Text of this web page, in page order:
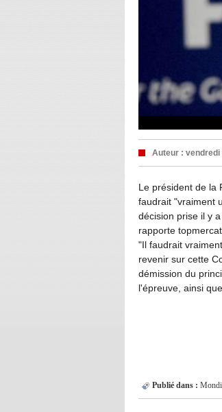
Auteur : vendredi
Le président de la
faudrait "vraiment
décision prise il y
rapporte
"Il faudrait
revenir sur cette
démission du
l'épreuve, ainsi
Publié dans :